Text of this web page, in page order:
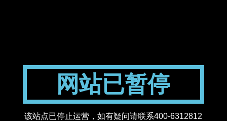
网站已暂停
该站点已停止运营，如有疑问请联系400-6312812